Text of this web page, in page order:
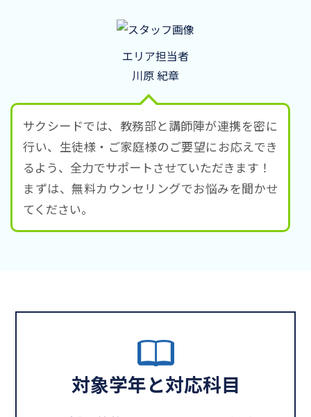
エリア担当者
川原 紀章
サクシードでは、教務部と講師陣が連携を密に
行い、生徒様・ご家庭様のご要望にお応えでき
るよう、全力でサポートさせていただきます！
まずは、無料カウンセリングでお悩みを聞かせ
てください。
対象学年と対応科目